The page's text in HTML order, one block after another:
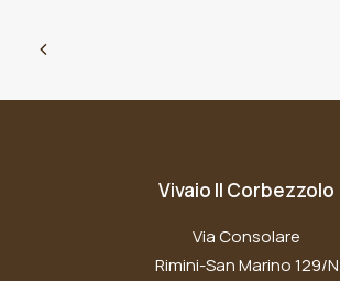
Vivaio Il Corbezzolo
Via Consolare
Rimini-San Marino 129/N